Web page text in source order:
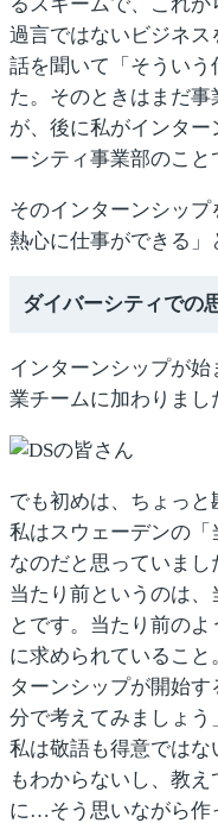
過言ではないビジネス
話を聞いて「そうい
た。そのときはまだ
が、後に私がインタ
ーシティ事業部のこと
そのインターンシッ
熱心に仕事ができる」
ダイバーシティでの
インターンシップが
業チームに加わりまし
でも初めは、ちょっと
私はスウェーデンの
なのだと思っていまし
当たり前というのは、
とです。当たり前の
に求められているこ
ターンシップが開始
分で考えてみましょう
私は敬語も得意では
もわからないし、教
に…そう思いながら作